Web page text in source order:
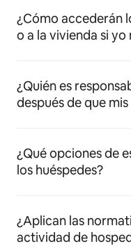
¿Cómo accederán
o a la vivienda si yo
¿Quién es
después de que
¿Qué opciones de
los huéspedes?
¿Aplican las
actividad de